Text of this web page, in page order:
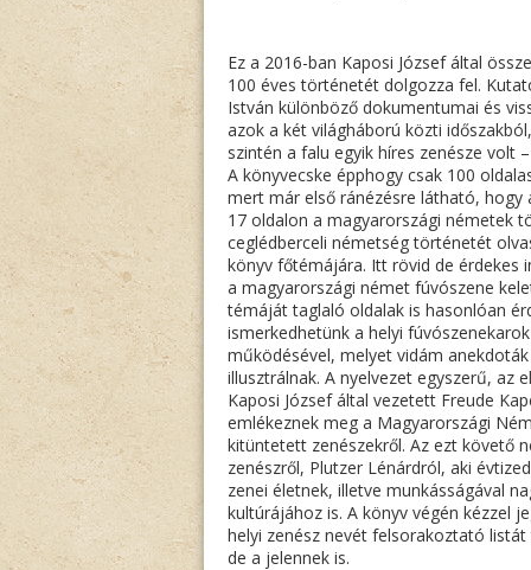
Ez a 2016-ban Kaposi József által
100 éves történetét dolgozza fel.
István különböző dokumentumai és
azok a két világháború közti
szintén a falu egyik híres zenésze volt
A könyvecske épphogy csak 100
mert már első ránézésre látható, hogy
17 oldalon a magyarországi németek
ceglédberceli németség történetét
könyv főtémájára. Itt rövid de érdekes
a magyarországi német fúvószene
témáját taglaló oldalak is hasonlóan
ismerkedhetünk a helyi
működésével, melyet vidám
illusztrálnak. A nyelvezet egyszerű, az
Kaposi József által vezetett Freude
emlékeznek meg a Magyarországi
kitüntetett zenészekről. Az ezt követő
zenészről, Plutzer Lénárdról, aki
zenei életnek, illetve munkásságával
kultúrájához is. A könyv végén kézzel
helyi zenész nevét felsorakoztató
de a jelennek is.